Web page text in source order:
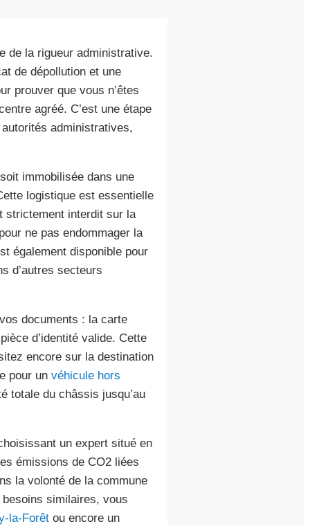
de la rigueur administrative.
de dépollution et une
prouver que vous n’êtes
agréé. C’est une étape
administratives,
immobilisée dans une
logistique est essentielle
strictement interdit sur la
ne pas endommager la
également disponible pour
d’autres secteurs
documents : la carte
d’identité valide. Cette
encore sur la destination
pour un véhicule hors
totale du châssis jusqu’au
un expert situé en
émissions de CO2 liées
la volonté de la commune
similaires, vous
la-Forêtou encore un